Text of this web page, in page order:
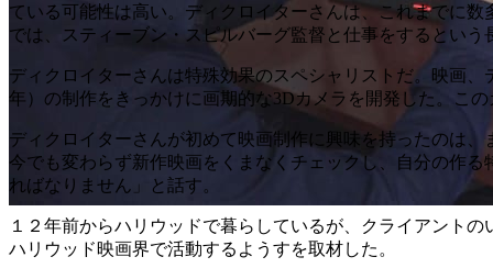
ている可能性は高い。ディクロイターさんは、これまでに
では、スティーブン・スピルバーグ監督と仕事をするという
ディクロイターさんは特殊効果のスペシャリストだ。映画
年）の制作をきっかけに画期的な3Dカメラを開発した。こ
ディクロイターさんが初めて映画制作に興味を持ったのは
今でも変わらず新作映画をくまなくチェックし、自分の作
ればなりません」と話す。
１２年前からハリウッドで暮らしているが、クライアント
ハリウッド映画界で活動するようすを取材した。